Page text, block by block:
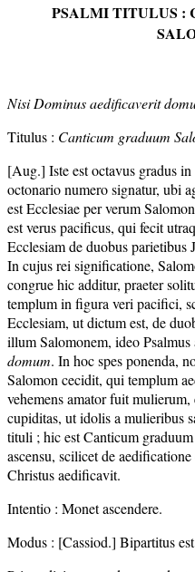
PSALMI TITULUS :
Nisi Dominus aedificaverit
Titulus : Canticum graduum
[Aug.] Iste est octavus gradus
octonario numero signatur, ubi
est Ecclesiae per verum
est verus pacificus, qui fecit
Ecclesiam de duobus
In cujus rei significatione,
congrue hic additur, praeter
templum in figura veri pacifici,
Ecclesiam, ut dictum est, de
illum Salomonem, ideo Psalmus
domum. In hoc spes ponenda,
Salomon cecidit, qui templum
vehemens amator fuit
cupiditas, ut idolis a mulieribus
tituli ; hic est Canticum
ascensu, scilicet de
Christus aedificavit.
Intentio : Monet ascendere.
Modus : [Cassiod.] Bipartitus